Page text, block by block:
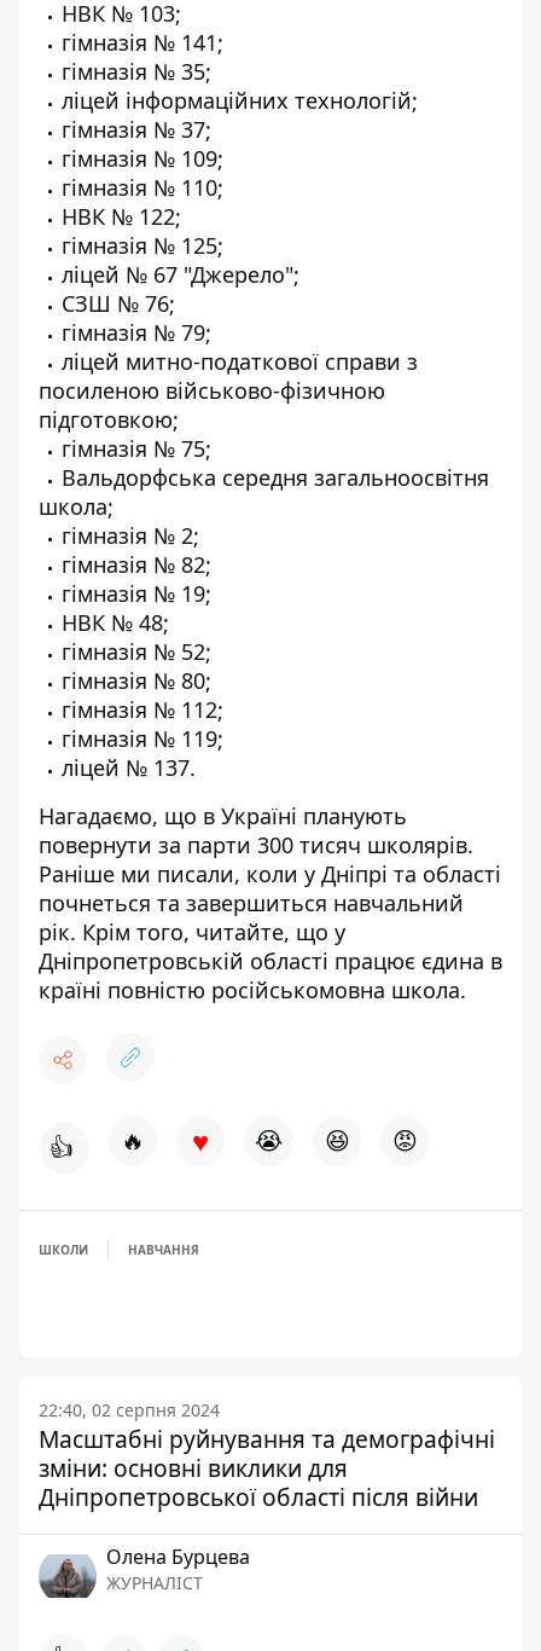
НВК № 103;
гімназія № 141;
гімназія № 35;
ліцей інформаційних технологій;
гімназія № 37;
гімназія № 109;
гімназія № 110;
НВК № 122;
гімназія № 125;
ліцей № 67 "Джерело";
СЗШ № 76;
гімназія № 79;
ліцей митно-податкової справи з
посиленою військово-фізичною
підготовкою;
гімназія № 75;
Вальдорфська середня загальноосвітня
школа;
гімназія № 2;
гімназія № 82;
гімназія № 19;
НВК № 48;
гімназія № 52;
гімназія № 80;
гімназія № 112;
гімназія № 119;
ліцей № 137.
Нагадаємо, що в Україні планують
повернути за парти 300 тисяч школярів.
Раніше ми писали, коли у Дніпрі та області
почнеться та завершиться навчальний
рік. Крім того, читайте, що у
Дніпропетровській області працює єдина в
країні повністю російськомовна школа.
👍 🔥 ♥ 😭 😆 😡
ШКОЛИ НАВЧАННЯ
22:40, 02 серпня 2024
Масштабні руйнування та демографічні
зміни: основні виклики для
Дніпропетровської області після війни
Олена Бурцева
ЖУРНАЛІСТ